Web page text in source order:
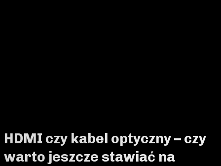
HDMI czy kabel optyczny – czy
warto jeszcze stawiać na